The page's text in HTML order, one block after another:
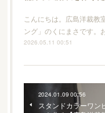
こんにちは。広島洋裁教
ング」のくにまさです。
2026.05.11 00:51
2024.01.09 00:56
スタンドカラーワン